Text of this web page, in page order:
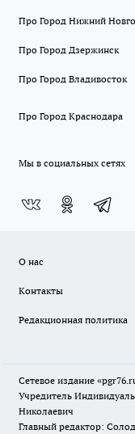
Про Город Нижний
Про Город Дзержинск
Про Город Владивосток
Про Город Краснодара
Мы в социальных сетях
О нас
Контакты
Редакционная политика
Сетевое издание
Учредитель
Николаевич
Главный редактор: